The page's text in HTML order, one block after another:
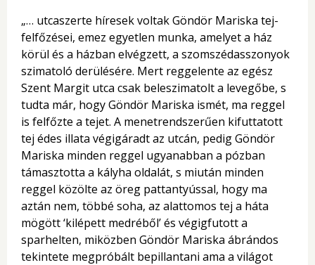
„… utcaszerte híresek voltak Göndör Mariska tej-
felfőzései, emez egyetlen munka, amelyet a ház
körül és a házban elvégzett, a szomszédasszonyok
szimatoló derülésére. Mert reggelente az egész
Szent Margit utca csak beleszimatolt a levegőbe, s
tudta már, hogy Göndör Mariska ismét, ma reggel
is felfőzte a tejet. A menetrendszerűen kifuttatott
tej édes illata végigáradt az utcán, pedig Göndör
Mariska minden reggel ugyanabban a pózban
támasztotta a kályha oldalát, s miután minden
reggel közölte az öreg pattantyússal, hogy ma
aztán nem, többé soha, az alattomos tej a háta
mögött ‘kilépett medréből’ és végigfutott a
sparhelten, miközben Göndör Mariska ábrándos
tekintete megpróbált bepillantani ama a világot